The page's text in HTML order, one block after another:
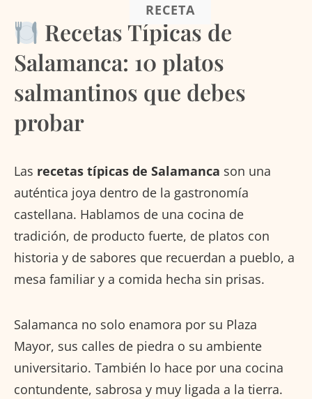
RECETA
Recetas Típicas de
Salamanca: 10 platos
salmantinos que debes
probar
Las recetas típicas de Salamanca son una
auténtica joya dentro de la gastronomía
castellana. Hablamos de una cocina de
tradición, de producto fuerte, de platos con
historia y de sabores que recuerdan a pueblo, a
mesa familiar y a comida hecha sin prisas.
Salamanca no solo enamora por su Plaza
Mayor, sus calles de piedra o su ambiente
universitario. También lo hace por una cocina
contundente, sabrosa y muy ligada a la tierra.